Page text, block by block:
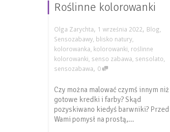
Roślinne kolorowanki
Olga Zarychta, 1 września 2022, Blog,
Sensozabawy, blisko natury,
kolorowanka, kolorowanki, roślinne
kolorowanki, senso zabawa, sensolato,
sensozabawa, 0
Czy można malować czymś innym niż
gotowe kredki i farby? Skąd
pozyskiwano kiedyś barwniki? Przed
Wami pomysł na prostą,...